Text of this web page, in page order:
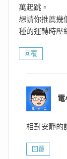
萬起跳。
想請你推薦幾
種的運轉時壓
回覆
電
相對安靜的
回覆